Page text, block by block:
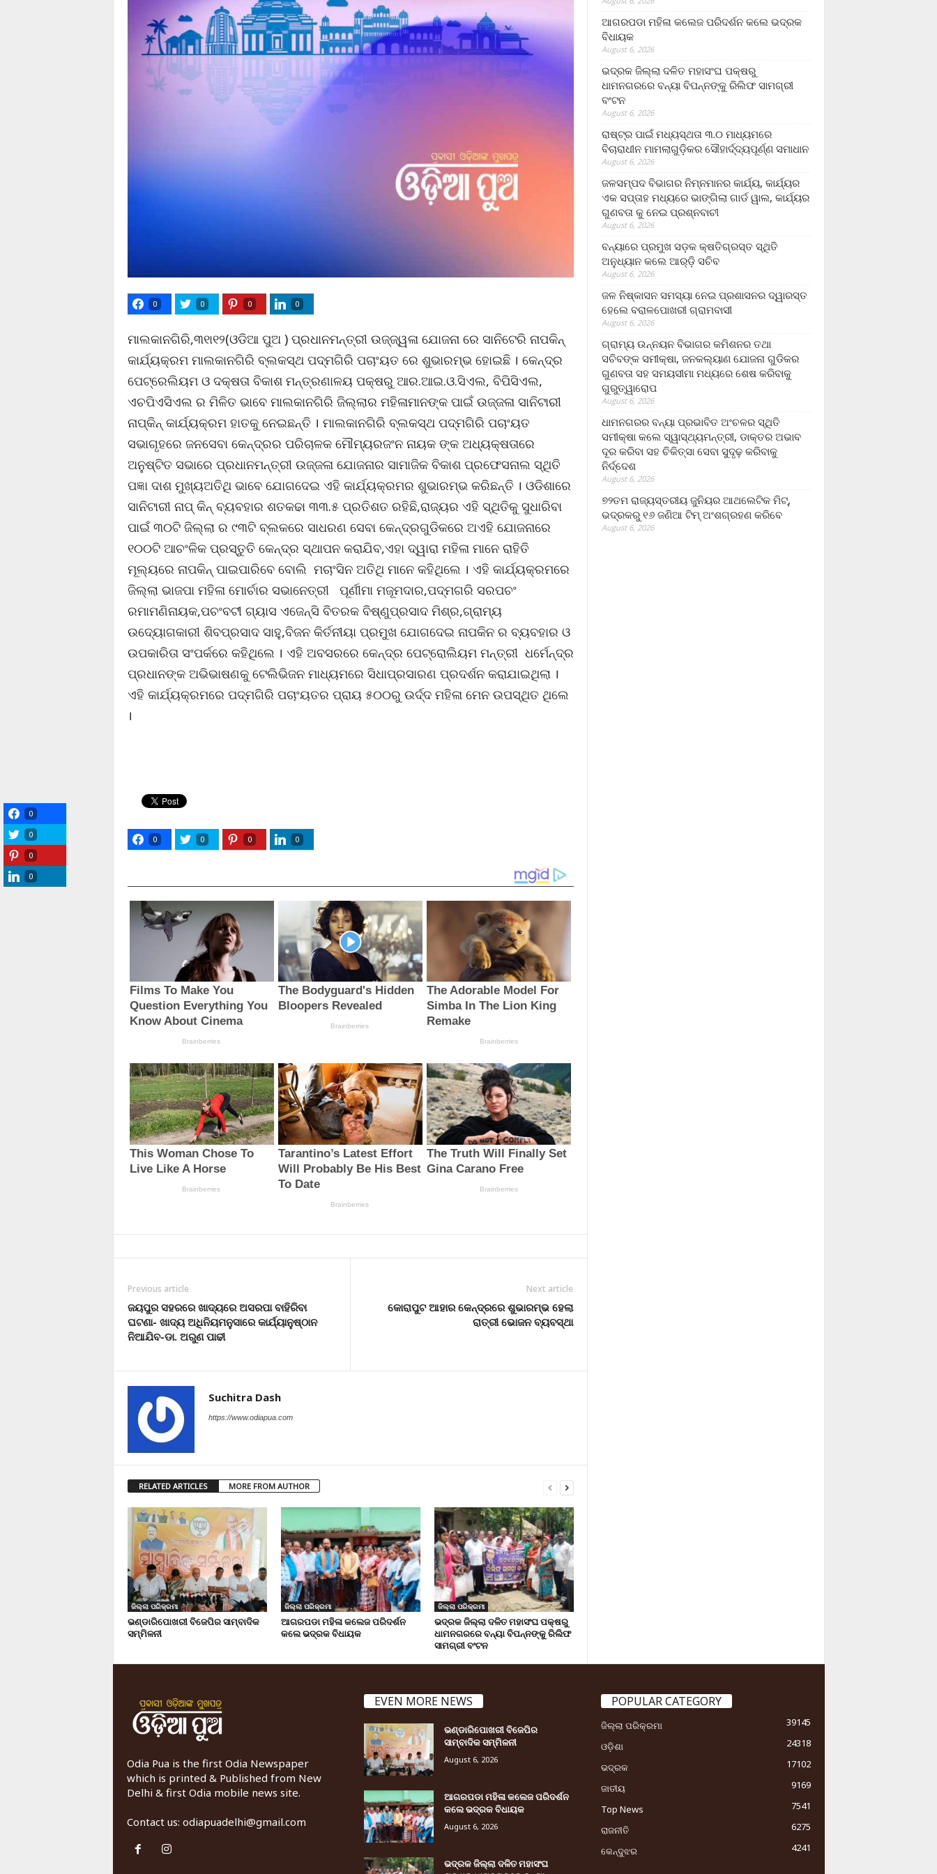
0 0 0 0
ମାଲକାନଗିରି,୩୧ା୧୨(ଓଡିଆ ପୁଅ ) ପ୍ରଧାନମନ୍ତ୍ରୀ ଉଜ୍ଜ୍ୱଳା ଯୋଜନା ରେ ସାନିଟେରି ନାପକିନ୍
କାର୍ଯ୍ୟକ୍ରମ ମାଲକାନଗିରି ବ୍ଲକସ୍ଥ ପଦ୍ମଗିରି ପଚାଂୟତ ରେ ଶୁଭାରମ୍ଭ ହୋଇଛି । କେନ୍ଦ୍ର
ପେଟ୍ରେଲିୟମ ଓ ଦକ୍ଷତା ବିକାଶ ମନ୍ତ୍ରଣାଳୟ ପକ୍ଷରୁ ଆର.ଆଇ.ଓ.ସିଏଲ, ବିପିସିଏଲ,
ଏଚପିଏସିଏଲ ର ମିଳିତ ଭାବେ ମାଲକାନଗିରି ଜିଲ୍ଲାର ମହିଳାମାନଙ୍କ ପାଇଁ ଉଜ୍ଜଳା ସାନିଟାରୀ
ନାପ୍କିନ୍ କାର୍ଯ୍ୟକ୍ରମ ହାତକୁ ନେଇଛନ୍ତି । ମାଲକାନଗିରି ବ୍ଲକସ୍ଥ ପଦ୍ମଗିରି ପଚାଂୟତ
ସଭାଗୃହରେ ଜନସେବା କେନ୍ଦ୍ରର ପରିଚାଳକ ମୌମ୍ୟରଜଂନ ନାୟକ ଙ୍କ ଅଧ୍ୟକ୍ଷତାରେ
ଅନୁଷ୍ଟିତ ସଭାରେ ପ୍ରଧାନମନ୍ତ୍ରୀ ଉଜ୍ଜଳା ଯୋଜନାର ସାମାଜିକ ବିକାଶ ପ୍ରଫେସନାଲ ସ୍ଥିତି
ପଜ୍ଞା ଦାଶ ମୁଖ୍ୟଅତିଥି ଭାବେ ଯୋଗଦେଇ ଏହି କାର୍ଯ୍ୟକ୍ରମର ଶୁଭାରମ୍ଭ କରିଛନ୍ତି । ଓଡିଶାରେ
ସାନିଟାରୀ ନାପ୍ କିନ୍ ବ୍ୟବହାର ଶତକଢା ୩୩.୫ ପ୍ରତିଶତ ରହିଛି,ରାଜ୍ୟର ଏହି ସ୍ଥିତିକୁ ସୁଧାରିବା
ପାଇଁ ୩୦ଟି ଜିଲ୍ଲା ର ୯୩ଟି ବ୍ଲକରେ ସାଧରଣ ସେବା କେନ୍ଦ୍ରଗୁଡିକରେ ଅଏହି ଯୋଜନାରେ
୧୦୦ଟି ଆଚଂଳିକ ପ୍ରସ୍ତୁତି କେନ୍ଦ୍ର ସ୍ଥାପନ କରାଯିବ,ଏହା ଦ୍ୱାରା ମହିଳା ମାନେ ରାହିତି
ମୂଲ୍ୟରେ ନାପକିନ୍ ପାଇପାରିବେ ବୋଲି ମଚାଂସିନ ଅତିଥି ମାନେ କହିଥିଲେ । ଏହି କାର୍ଯ୍ୟକ୍ରମରେ
ଜିଲ୍ଲା ଭାଜପା ମହିଳା ମୋର୍ଚାର ସଭାନେତ୍ରୀ ପୂର୍ଣୀମା ମଜୂମଦାର,ପଦ୍ମଗରି ସରପଚଂ
ରମାମଣିନାୟକ,ପଚଂବଟୀ ଗ୍ୟାସ ଏଜେନ୍ସି ବିତରକ ବିଷ୍ଣୁପ୍ରସାଦ ମିଶ୍ର,ଗ୍ରାମ୍ୟ
ଉଦ୍ୟୋଗକାରୀ ଶିବପ୍ରସାଦ ସାହୁ,ବିଜନ କିର୍ତନୀୟା ପ୍ରମୁଖ ଯୋଗଦେଇ ନାପକିନ ର ବ୍ୟବହାର ଓ
ଉପକାରିତା ସଂପର୍କରେ କହିଥିଲେ । ଏହି ଅବସରରେ କେନ୍ଦ୍ର ପେଟ୍ରୋଲିୟମ ମନ୍ତ୍ରୀ ଧର୍ମେନ୍ଦ୍ର
ପ୍ରଧାନଙ୍କ ଅଭିଭାଷଣକୁ ଟେଲିଭିଜନ ମାଧ୍ୟମରେ ସିଧାପ୍ରସାରଣ ପ୍ରଦର୍ଶନ କରାଯାଇଥିଲା ।
ଏହି କାର୍ଯ୍ୟକ୍ରମରେ ପଦ୍ମଗିରି ପଚାଂୟତର ପ୍ରାୟ ୫୦୦ରୁ ଉର୍ଦ୍ଦ ମହିଳା ମେନ ଉପସ୍ଥିତ ଥିଲେ
।
0 0 0 0
Previous article
ଜୟପୁର ସହରରେ ଖାଦ୍ୟରେ ଅସରପା ବାହିରିବା
ଘଟଣା- ଖାଦ୍ୟ ଅଧିନିୟମନୁସାରେ କାର୍ଯ୍ୟାନୁଷ୍ଠାନ
ନିଆଯିବ-ଡା. ଅରୁଣ ପାଢୀ
Next article
କୋରାପୁଟ ଆହାର କେନ୍ଦ୍ରରେ ଶୁଭାରମ୍ଭ ହେଲା
ରାତ୍ରୀ ଭୋଜନ ବ୍ୟବସ୍ଥା
Suchitra Dash
https://www.odiapua.com
RELATED ARTICLES MORE FROM AUTHOR
ଜିଲ୍ଲା ପରିକ୍ରମା
ଭଣ୍ଡାରିପୋଖରୀ ବିଜେପିର ସାମ୍ବାଦିକ
ସମ୍ମିଳନୀ
ଜିଲ୍ଲା ପରିକ୍ରମା
ଆଗରପଡା ମହିଳା କଲେଜ ପରିଦର୍ଶନ
କଲେ ଭଦ୍ରକ ବିଧାୟକ
ଜିଲ୍ଲା ପରିକ୍ରମା
ଭଦ୍ରକ ଜିଲ୍ଲା ଦଳିତ ମହାସଂଘ ପକ୍ଷରୁ
ଧାମନଗରରେ ବନ୍ୟା ବିପନ୍ନଙ୍କୁ ରିଲିଫ
ସାମଗ୍ରୀ ବଂଟନ
ଆଗରପଡା ମହିଳା କଲେଜ ପରିଦର୍ଶନ କଲେ ଭଦ୍ରକ
ବିଧାୟକ
August 6, 2026
ଭଦ୍ରକ ଜିଲ୍ଲା ଦଳିତ ମହାସଂଘ ପକ୍ଷରୁ
ଧାମନଗରରେ ବନ୍ୟା ବିପନ୍ନଙ୍କୁ ରିଲିଫ ସାମଗ୍ରୀ
ବଂଟନ
August 6, 2026
ରାଷ୍ଟ୍ର ପାଇଁ ମଧ୍ୟସ୍ଥତା ୩.୦ ମାଧ୍ୟମରେ
ବିଚାରାଧୀନ ମାମଲାଗୁଡ଼ିକର ସୌହାର୍ଦ୍ଦ୍ୟପୂର୍ଣ୍ଣ ସମାଧାନ
August 6, 2026
ଜଳସମ୍ପଦ ବିଭାଗର ନିମ୍ନମାନର କାର୍ଯ୍ୟ, କାର୍ଯ୍ୟର
ଏକ ସପ୍ତାହ ମଧ୍ୟରେ ଭାଙ୍ଗିଲା ଗାର୍ଡ ୱାଲ, କାର୍ଯ୍ୟର
ଗୁଣବତା କୁ ନେଇ ପ୍ରଶ୍ନବାଚୀ
August 6, 2026
ବନ୍ୟାରେ ପ୍ରମୁଖ ସଡ଼କ କ୍ଷତିଗ୍ରସ୍ତ ସ୍ଥିତି
ଅନୁଧ୍ୟାନ କଲେ ଆର୍‌ଡ଼ି ସଚିବ
August 6, 2026
ଜଳ ନିଷ୍କାସନ ସମସ୍ୟା ନେଇ ପ୍ରଶାସନର ଦ୍ୱାରସ୍ତ
ହେଲେ ବରାଳପୋଖରୀ ଗ୍ରାମବାସୀ
August 6, 2026
ଗ୍ରାମ୍ୟ ଉନ୍ନୟନ ବିଭାଗର କମିଶନର ତଥା
ସଚିବଙ୍କ ସମୀକ୍ଷା, ଜନକଲ୍ୟାଣ ଯୋଜନା ଗୁଡିକର
ଗୁଣବତା ସହ ସମୟସୀମା ମଧ୍ୟରେ ଶେଷ କରିବାକୁ
ଗୁରୁତ୍ୱାରୋପ
August 6, 2026
ଧାମନଗରର ବନ୍ୟା ପ୍ରଭାବିତ ଅଂଚଳର ସ୍ଥିତି
ସମୀକ୍ଷା କଲେ ସ୍ୱାସ୍ଥ୍ୟମନ୍ତ୍ରୀ, ଡାକ୍ତର ଅଭାବ
ଦୂର କରିବା ସହ ଚିକିତ୍ସା ସେବା ସୁଦୃଢ଼ କରିବାକୁ
ନିର୍ଦ୍ଦେଶ
August 6, 2026
୭୨ତମ ରାଜ୍ୟସ୍ତରୀୟ ଜୁନିୟର ଆଥଲେଟିକ ମିଟ୍‌,
ଭଦ୍ରକରୁ ୧୬ ଜଣିଆ ଟିମ୍ ଅଂଶଗ୍ରହଣ କରିବେ
August 6, 2026
Odia Pua is the first Odia Newspaper
which is printed & Published from New
Delhi & first Odia mobile news site.
Contact us: odiapuadelhi@gmail.com
EVEN MORE NEWS
ଭଣ୍ଡାରିପୋଖରୀ ବିଜେପିର
ସାମ୍ବାଦିକ ସମ୍ମିଳନୀ
August 6, 2026
ଆଗରପଡା ମହିଳା କଲେଜ ପରିଦର୍ଶନ
କଲେ ଭଦ୍ରକ ବିଧାୟକ
August 6, 2026
ଭଦ୍ରକ ଜିଲ୍ଲା ଦଳିତ ମହାସଂଘ
POPULAR CATEGORY
ଜିଲ୍ଲା ପରିକ୍ରମା
39145
ଓଡ଼ିଶା
24318
ଭଦ୍ରକ
17102
ଜାତୀୟ
9169
Top News
7541
ରାଜନୀତି
6275
କେନ୍ଦୁଝର
4241
0
0
0
0